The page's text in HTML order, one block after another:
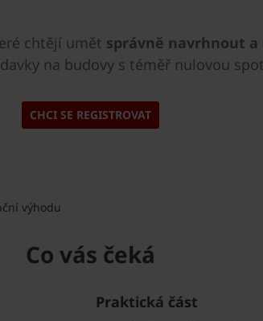
chtějí umět správně navrhnout
na budovy s téměř nulovou
CHCI SE REGISTROVAT
výhodu
Co vás čeká
Praktická část